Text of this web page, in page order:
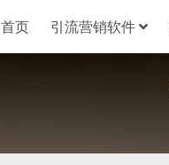
首页 引流营销软件